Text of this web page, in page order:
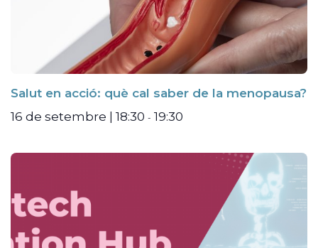
Salut en acció: què cal saber de la menopausa?
16 de setembre | 18:30 - 19:30